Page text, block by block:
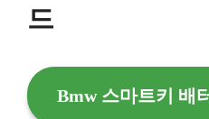
드
Bmw 스마트키 배